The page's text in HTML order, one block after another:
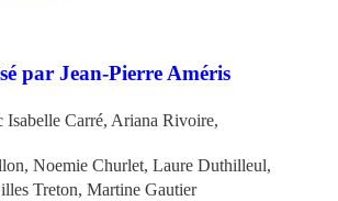
par Jean-Pierre Améris
Isabelle Carré, Ariana Rivoire,
Noemie Churlet, Laure Duthilleul,
Treton, Martine Gautier